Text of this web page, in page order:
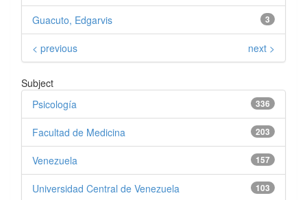
3
Guacuto, Edgarvis
< previous next >
Subject
336
Psicología
203
Facultad de Medicina
157
Venezuela
103
Universidad Central de Venezuela